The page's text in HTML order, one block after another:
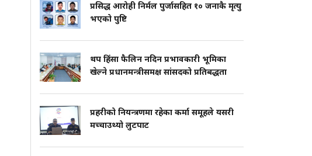
प्रसिद्ध आरोही निर्मल पुर्जासहित १० जनाकै मृत्यु
भएको पुष्टि
थप हिंसा फैलिन नदिन प्रभावकारी भूमिका
खेल्ने प्रधानमन्त्रीसमक्ष सांसदको प्रतिबद्धता
प्रहरीको नियन्त्रणमा रहेका कर्मा समूहले यसरी
मच्चाउथ्यो लुटपाट